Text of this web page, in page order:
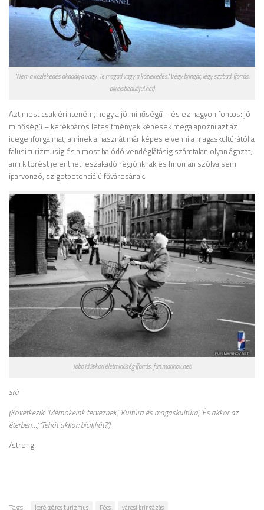
"Nem a közlekedés akadálya vagy. Te magad vagy a közlekedés." Végy bringát, légy szabad. (forrás:
bikeisbeautiful.net)
Azt most csak érinteném, hogy a jó minőségű – és ez nagyon fontos: jó
minőségű – kerékpáros létesítmények képesek megalapozni azt az
idegenforgalmat, aminek a hasznát már képes elvenni a magaskultúrától a
falusi turizmusig és a most halódó vendéglátásig számtalan olyan ágazat,
ami kitörést jelenthet leszakadó régiónknak és finoman szólva sem
iparvonzó, szigetpotenciálú fővárosának.
Jobb időskori életminőség (forrás: fun.marinov.net)
srá
(Következik: ‘Mérnökeink terveznek’, ‘Kultúra és magaskultúra’, ‘És akkor az
éterben…’, ‘Tehát akkor: bicikliút?’.)
/strong
Tags: kerékpáros turizmus Pécs városi bringázás